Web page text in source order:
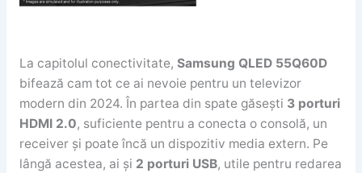
La capitolul conectivitate, Samsung QLED 55Q60D
bifează cam tot ce ai nevoie pentru un televizor
modern din 2024. În partea din spate găsești 3 porturi
HDMI 2.0, suficiente pentru a conecta o consolă, un
receiver și poate încă un dispozitiv media extern. Pe
lângă acestea, ai și 2 porturi USB, utile pentru redarea